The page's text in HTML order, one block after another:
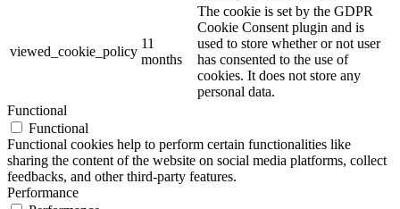
viewed_cookie_policy
11
months
The cookie is set by the GDPR
Cookie Consent plugin and is
used to store whether or not user
has consented to the use of
cookies. It does not store any
personal data.
Functional
Functional
Functional cookies help to perform certain functionalities like
sharing the content of the website on social media platforms, collect
feedbacks, and other third-party features.
Performance